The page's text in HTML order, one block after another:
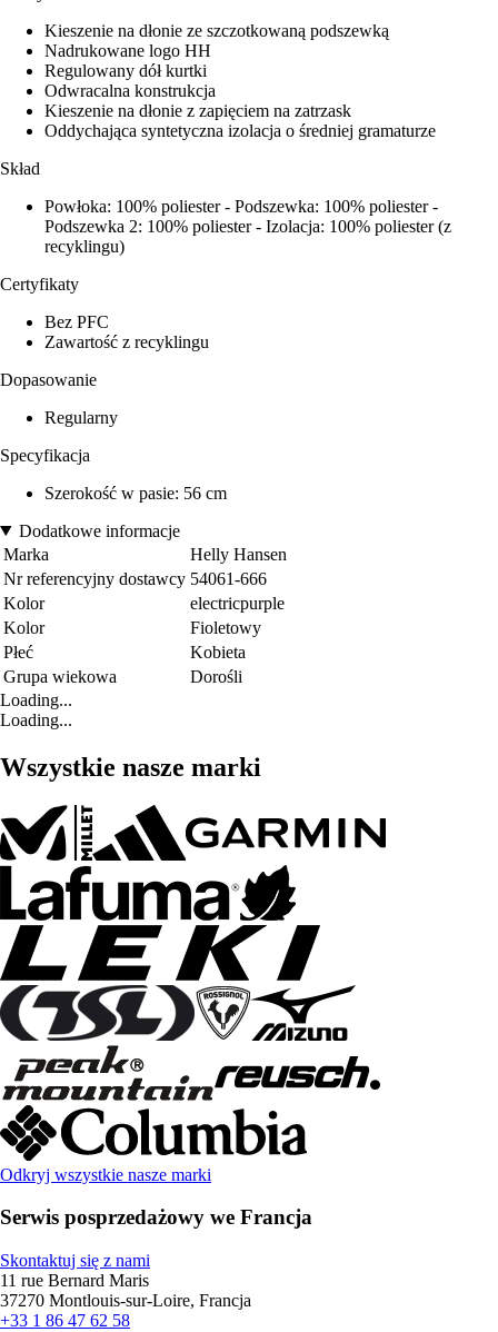
Kieszenie na dłonie ze szczotkowaną podszewką
Nadrukowane logo HH
Regulowany dół kurtki
Odwracalna konstrukcja
Kieszenie na dłonie z zapięciem na zatrzask
Oddychająca syntetyczna izolacja o średniej gramaturze
Skład
Powłoka: 100% poliester - Podszewka: 100% poliester -
Podszewka 2: 100% poliester - Izolacja: 100% poliester (z
recyklingu)
Certyfikaty
Bez PFC
Zawartość z recyklingu
Dopasowanie
Regularny
Specyfikacja
Szerokość w pasie: 56 cm
Dodatkowe informacje
Marka
Helly Hansen
Nr referencyjny dostawcy 54061-666
Kolor
electricpurple
Kolor
Fioletowy
Płeć
Kobieta
Grupa wiekowa
Dorośli
Loading...
Loading...
Wszystkie nasze marki
Odkryj wszystkie nasze marki
Serwis posprzedażowy we Francja
Skontaktuj się z nami
11 rue Bernard Maris
37270 Montlouis-sur-Loire, Francja
+33 1 86 47 62 58